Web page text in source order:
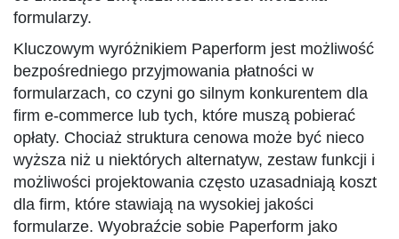
formularzy.
Kluczowym wyróżnikiem Paperform jest możliwość
bezpośredniego przyjmowania płatności w
formularzach, co czyni go silnym konkurentem dla
firm e-commerce lub tych, które muszą pobierać
opłaty. Chociaż struktura cenowa może być nieco
wyższa niż u niektórych alternatyw, zestaw funkcji i
możliwości projektowania często uzasadniają koszt
dla firm, które stawiają na wysokiej jakości
formularze. Wyobraźcie sobie Paperform jako